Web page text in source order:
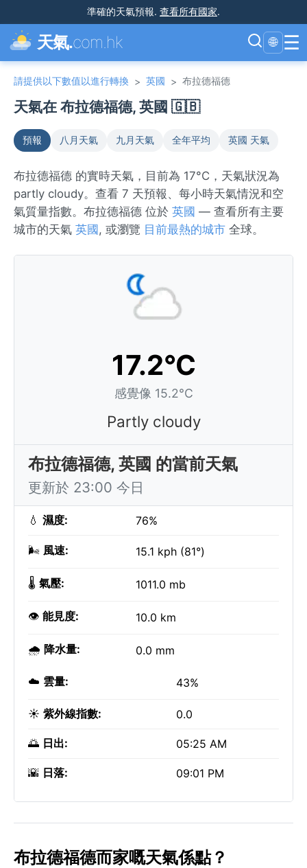
準確的天氣預報. 查看所有國家.
天氣.com.hk 🌐 ☰
請提供以下數值以進行轉換 > 英國 > 布拉德福德
天氣在 布拉德福德, 英國 🇬🇧
預報 八月天氣 九月天氣 全年平均 英國 天氣
布拉德福德 的實時天氣，目前為 17°C，天氣狀況為
partly cloudy。查看 7 天預報、每小時天氣情況和空
氣質量指數。布拉德福德 位於 英國 — 查看所有主要
城市的天氣 英國 , 或瀏覽 目前最熱的城市 全球。
17.2°C
感覺像 15.2°C
Partly cloudy
布拉德福德, 英國 的當前天氣
更新於 23:00 今日
💧 濕度: 76%
🌬️ 風速: 15.1 kph (81°)
🌡️ 氣壓: 1011.0 mb
👁️ 能見度: 10.0 km
🌧️ 降水量: 0.0 mm
☁️ 雲量: 43%
☀️ 紫外線指數: 0.0
🌅 日出: 05:25 AM
🌇 日落: 09:01 PM
布拉德福德而家嘅天氣係點？